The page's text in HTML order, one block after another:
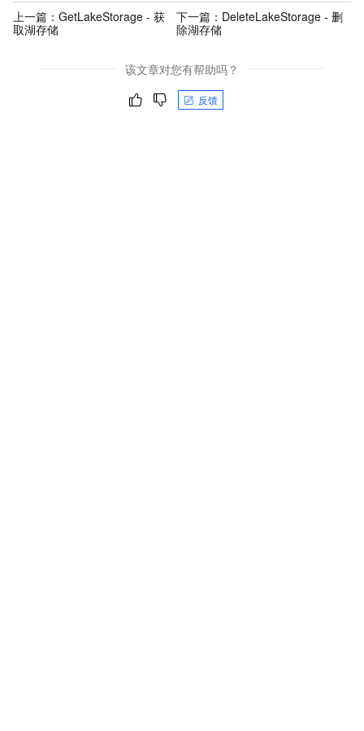
上一篇： GetLakeStorage - 获
取湖存储
下一篇： DeleteLakeStorage - 删
除湖存储
该文章对您有帮助吗？
反馈